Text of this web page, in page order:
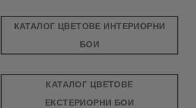
КАТАЛОГ ЦВЕТОВЕ ИНТЕРИОРНИ
БОИ
КАТАЛОГ ЦВЕТОВЕ
ЕКСТЕРИОРНИ БОИ